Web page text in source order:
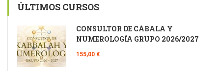
ÚLTIMOS CURSOS
CONSULTOR DE CÁBALA Y
NUMEROLOGÍA GRUPO 2026/2027
155,00 €